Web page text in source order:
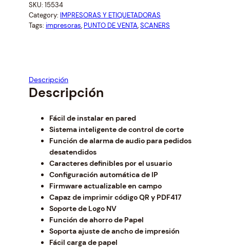
i
n
a
e
a
s
:
$
1
0
5
.
8
5
.
n
t
e
i
:
$
9
8
.
0
0
SKU: 15534
Category: IMPRESORAS Y ETIQUETADORAS
Tags: impresoras, PUNTO DE VENTA, SCANERS
Descripción
Descripción
Fácil de instalar en pared
Sistema inteligente de control de corte
Función de alarma de audio para pedidos
desatendidos
Caracteres definibles por el usuario
Configuración automática de IP
Firmware actualizable en campo
Capaz de imprimir código QR y PDF417
Soporte de Logo NV
Función de ahorro de Papel
Soporta ajuste de ancho de impresión
Fácil carga de papel